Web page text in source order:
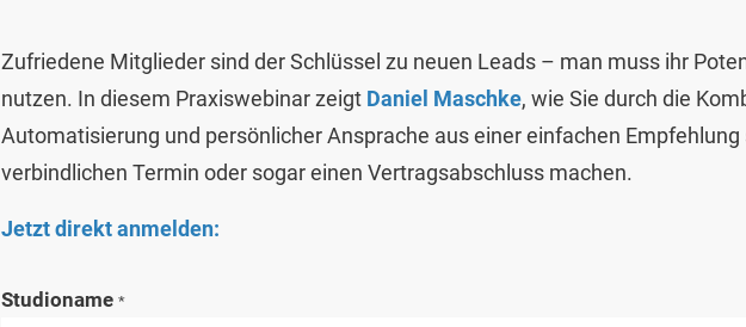
Zufriedene Mitglieder sind der Schlüssel zu neuen Leads – man muss ihr
nutzen. In diesem Praxiswebinar zeigt Daniel Maschke, wie Sie durch die
Automatisierung und persönlicher Ansprache aus einer einfachen Empfehlung
verbindlichen Termin oder sogar einen Vertragsabschluss machen.
Jetzt direkt anmelden:
Studioname *